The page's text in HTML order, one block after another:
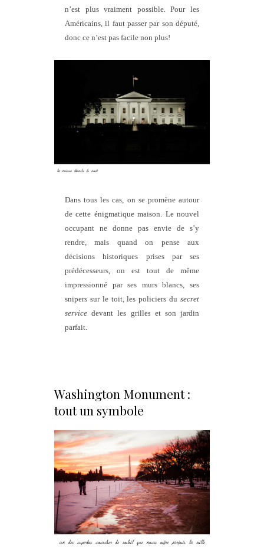
n’est plus vraiment possible. Pour les
Américains, il faut passer par son député,
donc ce n’est pas facile non plus!
Dans tous les cas, on se promène autour
de cette énigmatique maison. Le nouvel
occupant ne donne pas envie de s’y
rendre, mais quand on pense aux
décisions historiques prises par ses
prédécesseurs, on est tout de même
impressionné par ses murs blancs, ses
snipers sur le toit, les policiers du secret
service devant les grilles et son jardin
parfait.
Washington Monument :
tout un symbole